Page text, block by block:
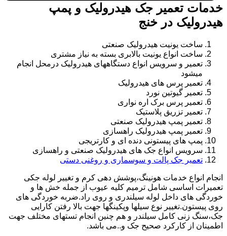
خدمات تعمیر جک هیدرولیک و پمپ
هیدرولیک در خنج
ساخت یونیت هیدرولیک صنعتی
ساخت انواع یونیت بالابری بسته به نیاز مشتری
تعمیر و سرویس انواع دستگاههای هیدرولیک درمحل انجام
میشود
تعمیر پرس های هیدرولیک
تعمیر گیوتین نورد
تعمیر پرس برک اره نواری
تعمیر تزریق پلاستیک
تعمیر پمپ هیدرولیک صنعتی
تعمیر پمپ هیدرولیک راهسازی
پمپ های پیستونی دنده ای و کارتریجی
سرویس انواع جک های هیدرولیک صنعتی و راهسازی
تعمیر جک پالت و سوسماری و روغنی دستی
انجام انواع خدمات هونینگ،پوشش دهی کرم و تغییر لوله جکی
تعمیرات اساسی شامل ترمیم کلیه عیوب از جمله خش ها و
خوردگی های داخل لوله سیلندری و روی راد.ضربه خوردگی های
روی پیستون.تغییر نوع سیلها وپکینگها جهت بالا رفتن کارایی
جک،سنگ زنی کامل سیلندر و هم چنین انجام تستهای مختلف جهت
اطمینان از کارکرد صحیح جک و..می باشد.